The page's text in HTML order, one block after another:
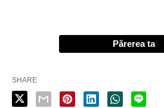
Părerea ta
SHARE